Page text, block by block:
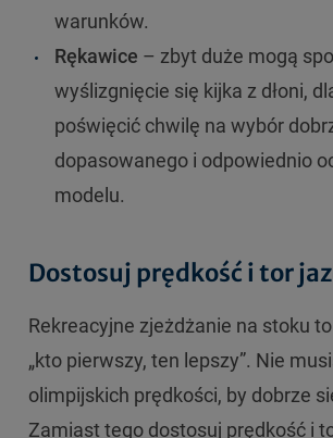
warunków.
Rękawice – zbyt duże mogą
wyślizgnięcie się kijka z dłoni,
poświęcić chwilę na wybór
dopasowanego i odpowiednio
modelu.
Dostosuj prędkość i tor
Rekreacyjne zjeżdżanie na stoku
„kto pierwszy, ten lepszy”. Nie
olimpijskich prędkości, by dobrze
Zamiast tego dostosuj prędkość i